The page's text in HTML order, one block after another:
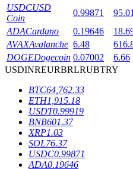
BTR-vergrendelingen
Exclusieve beleggingen
USDCUSD
Coin
0.99871 95.01
ADACardano 0.19646
AVAXAvalanche 6.48
DOGEDogecoin 0.07002 6.66
USDINREURBRLRUBTRY
BTC64,762.33
ETH1,915.18
USDT0.99919
BNB601.37
XRP1.03
SOL76.37
USDC0.99871
ADA0.19646